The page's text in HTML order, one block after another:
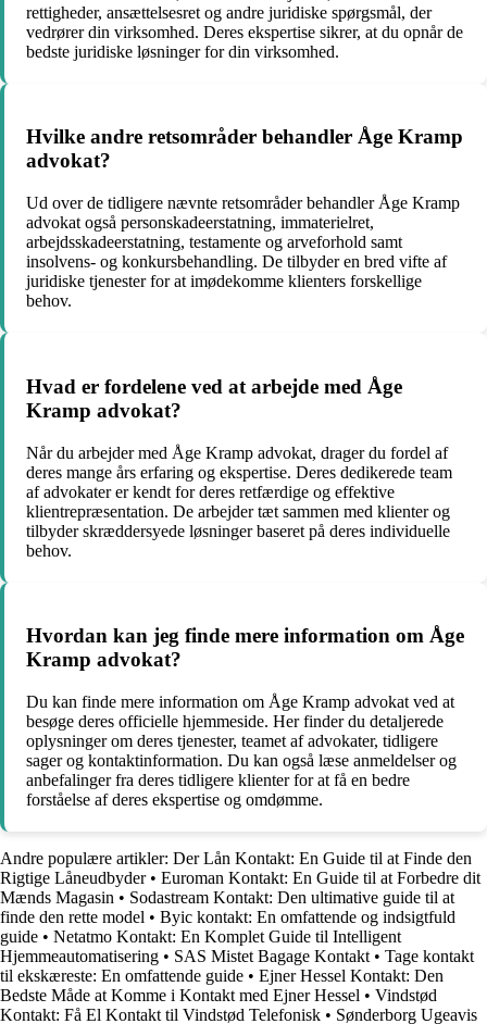
rettigheder, ansættelsesret og andre juridiske spørgsmål, der
vedrører din virksomhed. Deres ekspertise sikrer, at du opnår de
bedste juridiske løsninger for din virksomhed.
Hvilke andre retsområder behandler Åge Kramp
advokat?
Ud over de tidligere nævnte retsområder behandler Åge Kramp
advokat også personskadeerstatning, immaterielret,
arbejdsskadeerstatning, testamente og arveforhold samt
insolvens- og konkursbehandling. De tilbyder en bred vifte af
juridiske tjenester for at imødekomme klienters forskellige
behov.
Hvad er fordelene ved at arbejde med Åge
Kramp advokat?
Når du arbejder med Åge Kramp advokat, drager du fordel af
deres mange års erfaring og ekspertise. Deres dedikerede team
af advokater er kendt for deres retfærdige og effektive
klientrepræsentation. De arbejder tæt sammen med klienter og
tilbyder skræddersyede løsninger baseret på deres individuelle
behov.
Hvordan kan jeg finde mere information om Åge
Kramp advokat?
Du kan finde mere information om Åge Kramp advokat ved at
besøge deres officielle hjemmeside. Her finder du detaljerede
oplysninger om deres tjenester, teamet af advokater, tidligere
sager og kontaktinformation. Du kan også læse anmeldelser og
anbefalinger fra deres tidligere klienter for at få en bedre
forståelse af deres ekspertise og omdømme.
Andre populære artikler: Der Lån Kontakt: En Guide til at Finde den
Rigtige Låneudbyder• Euroman Kontakt: En Guide til at Forbedre dit
Mænds Magasin • Sodastream Kontakt: Den ultimative guide til at
finde den rette model • Byic kontakt: En omfattende og indsigtfuld
guide • Netatmo Kontakt: En Komplet Guide til Intelligent
Hjemmeautomatisering • SAS Mistet Bagage Kontakt • Tage kontakt
til ekskæreste: En omfattende guide • Ejner Hessel Kontakt: Den
Bedste Måde at Komme i Kontakt med Ejner Hessel • Vindstød
Kontakt: Få El Kontakt til Vindstød Telefonisk • Sønderborg Ugeavis